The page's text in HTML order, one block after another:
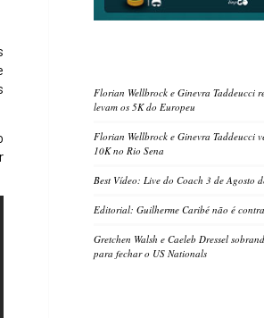
Florian Wellbrock e Ginevra Taddeucci
levam os 5K do Europeu
Florian Wellbrock e Ginevra Taddeucci
10K no Rio Sena
Best Vídeo: Live do Coach 3 de Agosto
Editorial: Guilherme Caribé não é
Gretchen Walsh e Caeleb Dressel
para fechar o US Nationals